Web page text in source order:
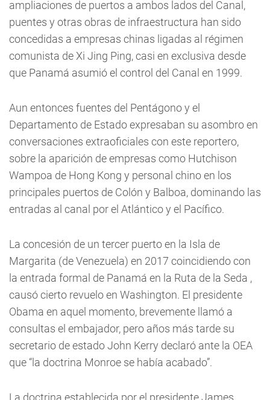
ampliaciones de puertos a ambos lados del Canal,
puentes y otras obras de infraestructura han sido
concedidas a empresas chinas ligadas al régimen
comunista de Xi Jing Ping, casi en exclusiva desde
que Panamá asumió el control del Canal en 1999.
Aun entonces fuentes del Pentágono y el
Departamento de Estado expresaban su asombro en
conversaciones extraoficiales con este reportero,
sobre la aparición de empresas como Hutchison
Wampoa de Hong Kong y personal chino en los
principales puertos de Colón y Balboa, dominando las
entradas al canal por el Atlántico y el Pacífico.
La concesión de un tercer puerto en la Isla de
Margarita (de Venezuela) en 2017 coincidiendo con
la entrada formal de Panamá en la Ruta de la Seda ,
causó cierto revuelo en Washington. El presidente
Obama en aquel momento, brevemente llamó a
consultas el embajador, pero años más tarde su
secretario de estado John Kerry declaró ante la OEA
que “la doctrina Monroe se había acabado”.
La doctrina establecida por el presidente James